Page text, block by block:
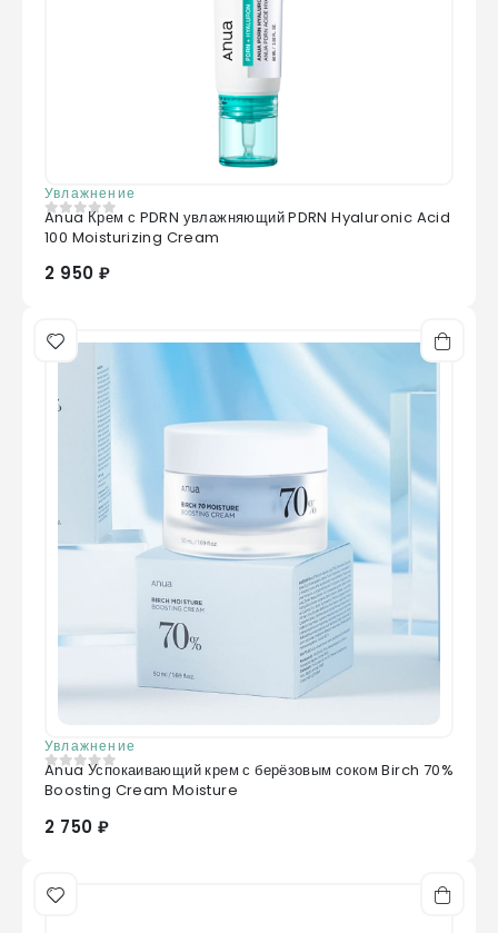
Увлажнение
0из 5
Anua Крем с PDRN увлажняющий PDRN Hyaluronic Acid
100 Moisturizing Cream
2 950 ₽
Увлажнение
0из 5
Anua Успокаивающий крем с берёзовым соком Birch 70%
Boosting Cream Moisture
2 750 ₽